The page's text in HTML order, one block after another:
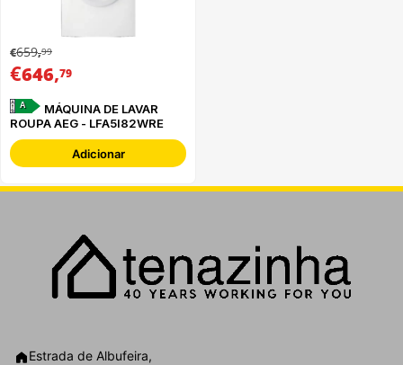
€659,99
€646,79
A
MÁQUINA DE LAVAR
ROUPA AEG - LFA5I82WRE
Adicionar
Estrada de Albufeira,